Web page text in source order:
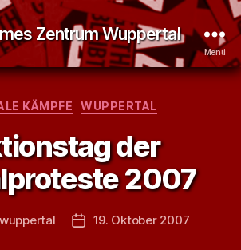
Zentrum Wuppertal
Menü
Kategorien
KÄMPFE WUPPERTAL
der
2007
Veröffentlichungsdatum
19. Oktober 2007